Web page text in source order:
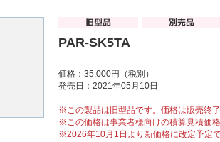
PAR-SK5TA
価格：35,000円（税別）
発売日：2021年05月10日
※この製品は旧型品です。価格は販売終
※この価格は事業者様向けの積算見積価
※2026年10月1日より新価格に改定予定